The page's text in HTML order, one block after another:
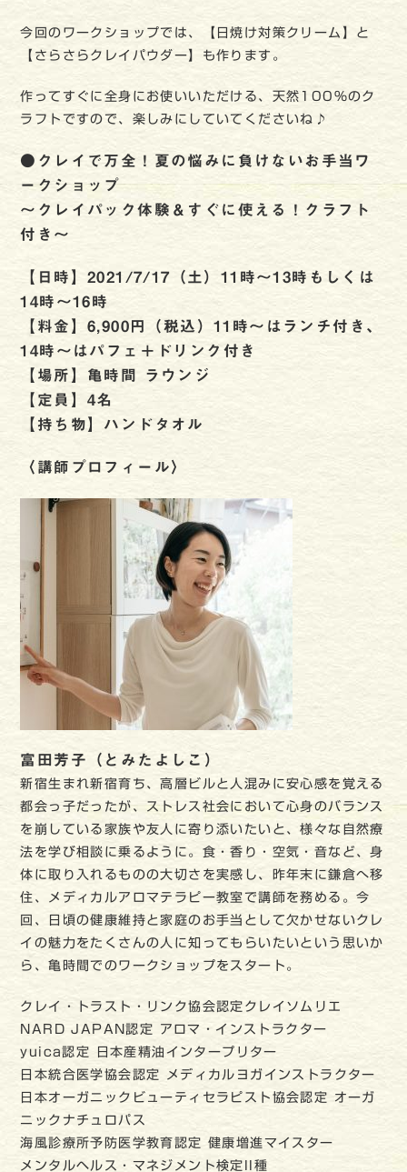
今回のワークショップでは、【日焼け対策クリーム】と
【さらさらクレイパウダー】も作ります。
作ってすぐに全身にお使いいただける、天然100％のク
ラフトですので、楽しみにしていてくださいね♪
●クレイで万全！夏の悩みに負けないお手当ワ
ークショップ
〜クレイパック体験＆すぐに使える！クラフト
付き〜
【日時】2021/7/17（土） 11時〜13時もしくは
14時〜16時
【料金】6,900円（税込）11時〜はランチ付き、
14時～はパフェ＋ドリンク付き
【場所】亀時間 ラウンジ
【定員】4名
【持ち物】ハンドタオル
〈講師プロフィール〉
富田芳子（とみたよしこ）
新宿生まれ新宿育ち、高層ビルと人混みに安心感を覚える
都会っ子だったが、ストレス社会において心身のバランス
を崩している家族や友人に寄り添いたいと、様々な自然療
法を学び相談に乗るように。食・香り・空気・音など、身
体に取り入れるものの大切さを実感し、昨年末に鎌倉へ移
住、メディカルアロマテラピー教室で講師を務める。今
回、日頃の健康維持と家庭のお手当として欠かせないクレ
イの魅力をたくさんの人に知ってもらいたいという思いか
ら、亀時間でのワークショップをスタート。
クレイ・トラスト・リンク協会認定クレイソムリエ
NARD JAPAN認定 アロマ・インストラクター
yuica認定 日本産精油インタープリター
日本統合医学協会認定 メディカルヨガインストラクター
日本オーガニックビューティセラピスト協会認定 オーガ
ニックナチュロパス
海風診療所予防医学教育認定 健康増進マイスター
メンタルヘルス・マネジメント検定II種